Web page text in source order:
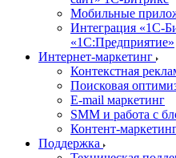
Мобильные
Интеграция «1С-
«1С:Предприятие»
Интернет-маркетинг
Контекстная
Поисковая
E-mail маркетинг
SMM и работа с
Контент-
Поддержка